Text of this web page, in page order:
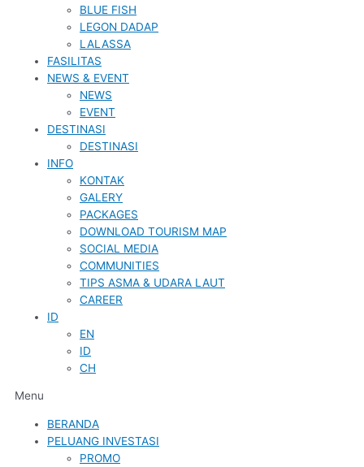
BLUE FISH
LEGON DADAP
LALASSA
FASILITAS
NEWS & EVENT
NEWS
EVENT
DESTINASI
DESTINASI
INFO
KONTAK
GALERY
PACKAGES
DOWNLOAD TOURISM MAP
SOCIAL MEDIA
COMMUNITIES
TIPS ASMA & UDARA LAUT
CAREER
ID
EN
ID
CH
Menu
BERANDA
PELUANG INVESTASI
PROMO